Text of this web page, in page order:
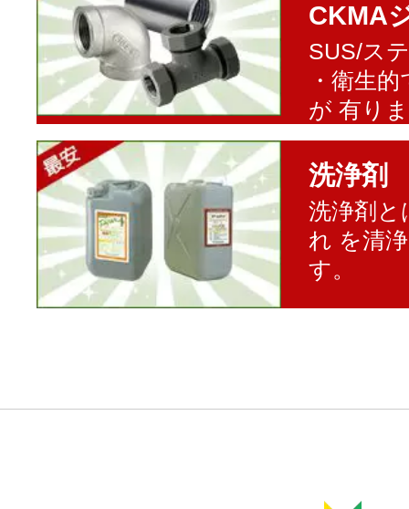
CKMA
SUS/ス
・衛生
が 有り
洗浄剤
洗浄剤と
れ を清
す。